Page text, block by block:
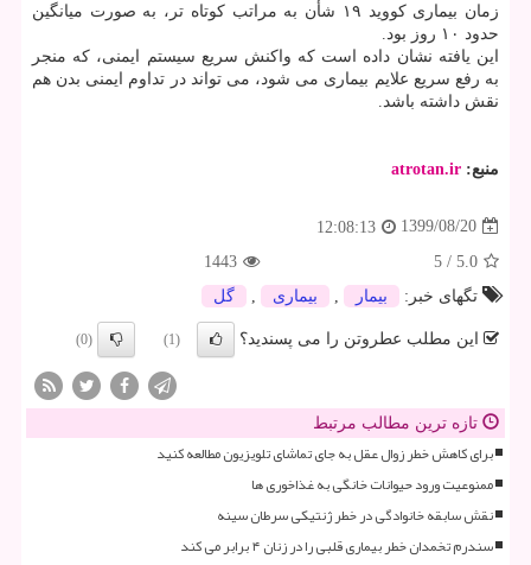
زمان بیماری کووید ۱۹ شأن به مراتب کوتاه تر، به صورت میانگین
حدود ۱۰ روز بود.
این یافته نشان داده است که واکنش سریع سیستم ایمنی، که منجر
به رفع سریع علایم بیماری می شود، می تواند در تداوم ایمنی بدن هم
نقش داشته باشد.
منبع: atrotan.ir
1399/08/20
12:08:13
5.0
/
5
1443
تگهای خبر:
بیمار بیماری گل
این مطلب عطروتن را می پسندید؟ (1)
(0)
تازه ترین مطالب مرتبط
برای کاهش خطر زوال عقل به جای تماشای تلویزیون مطالعه کنید
ممنوعیت ورود حیوانات خانگی به غذاخوری ها
نقش سابقه خانوادگی در خطر ژنتیکی سرطان سینه
سندرم تخمدان خطر بیماری قلبی را در زنان ۴ برابر می کند